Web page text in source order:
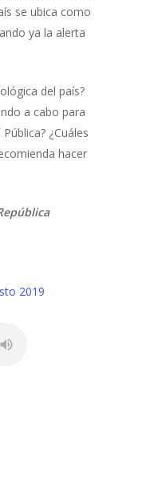
se ubica como
ya la alerta
del país?
a cabo para
¿Cuáles
hacer
2019